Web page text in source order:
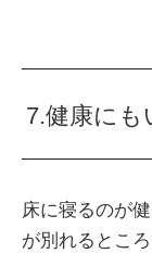
7.健康にも
床に寝るのが
が別れるところ